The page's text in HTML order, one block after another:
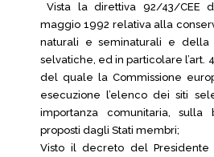
Vista la direttiva 92/43/CEE
maggio 1992 relativa alla
naturali e seminaturali e
selvatiche, ed in particolare l’art.
del quale la Commissione
esecuzione l’elenco dei siti
importanza comunitaria,
proposti dagli Stati membri;
Visto il decreto del